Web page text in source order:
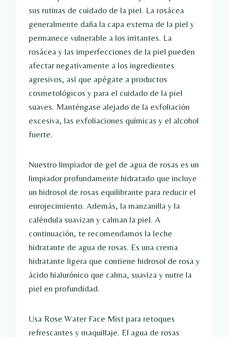
sus rutinas de cuidado de la piel. La rosácea
generalmente daña la capa externa de la piel y
permanece vulnerable a los irritantes. La
rosácea y las imperfecciones de la piel pueden
afectar negativamente a los ingredientes
agresivos, así que apégate a productos
cosmetológicos y para el cuidado de la piel
suaves. Manténgase alejado de la exfoliación
excesiva, las exfoliaciones químicas y el alcohol
fuerte.
Nuestro limpiador de gel de agua de rosas es un
limpiador profundamente hidratado que incluye
un hidrosol de rosas equilibrante para reducir el
enrojecimiento. Además, la manzanilla y la
caléndula suavizan y calman la piel. A
continuación, te recomendamos la leche
hidratante de agua de rosas. Es una crema
hidratante ligera que contiene hidrosol de rosa y
ácido hialurónico que calma, suaviza y nutre la
piel en profundidad.
Usa Rose Water Face Mist para retoques
refrescantes y maquillaje. El agua de rosas